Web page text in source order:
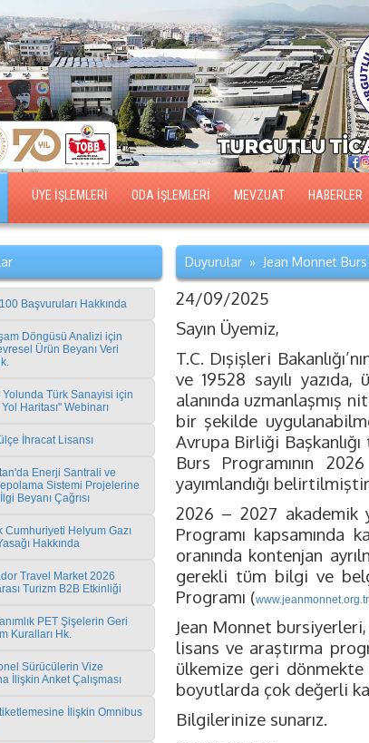
ÜYE İŞLEMLERİ ODA İŞLEMLERİ MEVZUAT HABERLER
Başvuruları Hakkında
Döngüsü Analizi için
Ürün Beyanı Veri
Yolunda Türk Sanayisi için
Yol Haritası" Webinarı
İhracat Lisansı
Enerji Santrali ve
Sistemi Projelerine
Beyanı Çağrısı
Cumhuriyeti Helyum Gazı
Hakkında
Travel Market 2026
Turizm B2B Etkinliği
PET Şişelerin Geri
Kuralları Hk.
Sürücülerin Vize
İlişkin Anket Çalışması
İlişkin Omnibus
Duyurular » Jean Monnet Burs
24/09/2025
Sayın Üyemiz,
T.C. Dışişleri
ve 19528 sayılı
alanında uzmanlaşmış
bir şekilde
Avrupa Birliği
Burs Programının
yayımlandığı
2026 – 2027 akademik
Programı
oranında kontenjan
gerekli tüm bilgi ve
Programı (www.jeanmonnet.org.tr
Jean Monnet
lisans ve araştırma
ülkemize geri
boyutlarda çok değerli
Bilgilerinize sunarız.